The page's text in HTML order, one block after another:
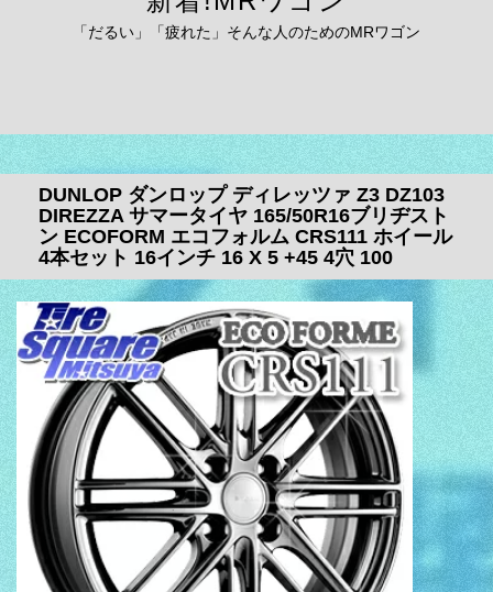
「だるい」「疲れた」そんな人のためのMRワゴン
DUNLOP ダンロップ ディレッツァ Z3 DZ103
DIREZZA サマータイヤ 165/50R16ブリヂスト
ン ECOFORM エコフォルム CRS111 ホイール
4本セット 16インチ 16 X 5 +45 4穴 100